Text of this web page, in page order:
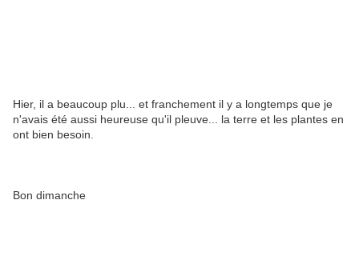
Hier, il a beaucoup plu... et franchement il y a longtemps que je
n'avais été aussi heureuse qu'il pleuve... la terre et les plantes en
ont bien besoin.
Bon dimanche